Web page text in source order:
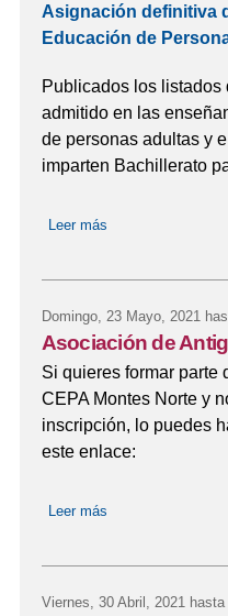
Asignación definitiva
Educación de
Publicados los listados
admitido en las
de personas adultas y
imparten Bachillerato
Leer más
Domingo, 23 Mayo, 2021
Asociación de
Si quieres formar parte
CEPA Montes Norte y
inscripción, lo puedes
este enlace:
Leer más
Viernes, 30 Abril, 2021